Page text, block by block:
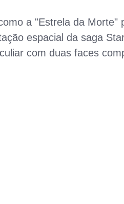
a "Estrela da
espacial da saga
com duas faces